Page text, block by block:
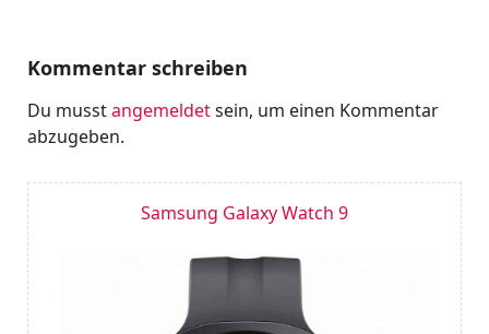
Kommentar schreiben
Du musstangemeldetsein, um einen Kommentar
abzugeben.
Samsung Galaxy Watch 9